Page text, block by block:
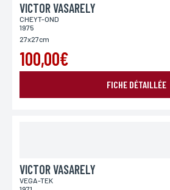
VICTOR VASARELY
CHEYT-OND
1975
27x27cm
100,00€
FICHE DÉTAILLÉE
VICTOR VASARELY
VEGA-TEK